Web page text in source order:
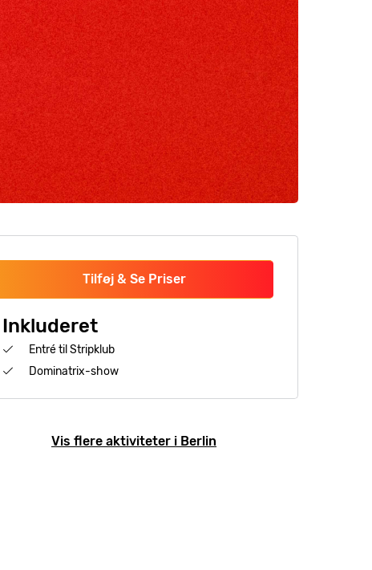
Tilføj & Se Priser
Inkluderet
Entré til Stripklub
Dominatrix-show
Vis flere aktiviteter i Berlin